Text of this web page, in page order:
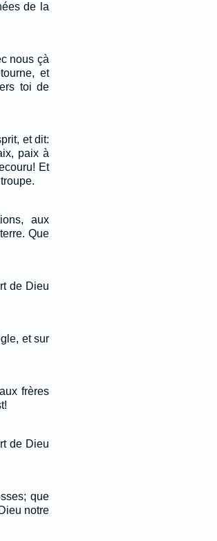
de la
nous çà
et
toi de
et dit:
paix à
Et
aux
Que
de Dieu
et sur
frères
de Dieu
que
notre